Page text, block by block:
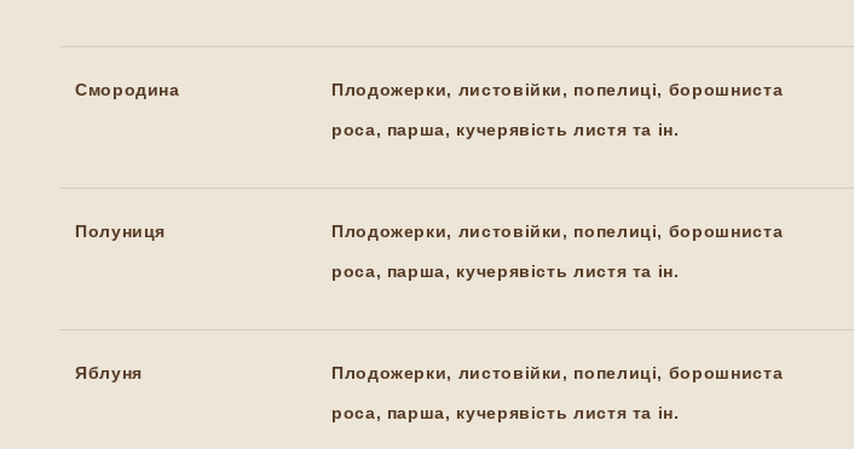
Смородина Плодожерки, листовійки, попелиці, борошниста
роса, парша, кучерявість листя та ін.
Полуниця Плодожерки, листовійки, попелиці, борошниста
роса, парша, кучерявість листя та ін.
Яблуня Плодожерки, листовійки, попелиці, борошниста
роса, парша, кучерявість листя та ін.